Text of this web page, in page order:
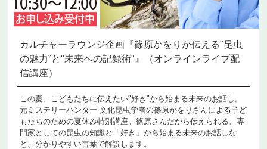
カルチャーラウンジ企画『篠原かをりが伝える"昆虫
の魅力”と"未来への記録術"』（オンラインライブ配
信講座）
この夏、こどもたちに伝えたい"好き"から始まる未来のお話し。
元ミステリーハンター 文化昆虫学者の篠原かをりさんによる子ど
もたちのための夏休み特別講座。篠原さんだから伝えられる、専
門家としての昆虫の知識と「好き」から始まる未来のお話しな
ど、分かりやすい言葉で解説します。